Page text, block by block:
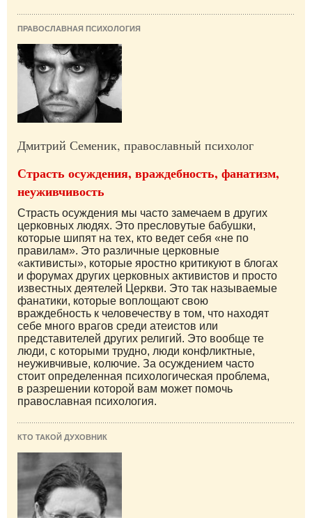
ПРАВОСЛАВНАЯ ПСИХОЛОГИЯ
Дмитрий Семеник, православный психолог
Страсть осуждения, враждебность, фанатизм,
неуживчивость
Страсть осуждения мы часто замечаем в других
церковных людях. Это пресловутые бабушки,
которые шипят на тех, кто ведет себя «не по
правилам». Это различные церковные
«активисты», которые яростно критикуют в блогах
и форумах других церковных активистов и просто
известных деятелей Церкви. Это так называемые
фанатики, которые воплощают свою
враждебность к человечеству в том, что находят
себе много врагов среди атеистов или
представителей других религий. Это вообще те
люди, с которыми трудно, люди конфликтные,
неуживчивые, колючие. За осуждением часто
стоит определенная психологическая проблема,
в разрешении которой вам может помочь
православная психология.
КТО ТАКОЙ ДУХОВНИК